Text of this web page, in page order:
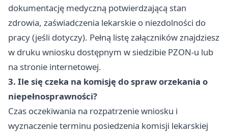
dokumentację medyczną potwierdzającą stan
zdrowia, zaświadczenia lekarskie o niezdolności do
pracy (jeśli dotyczy). Pełną listę załączników znajdziesz
w druku wniosku dostępnym w siedzibie PZON-u lub
na stronie internetowej.
3. Ile się czeka na komisję do spraw orzekania o
niepełnosprawności?
Czas oczekiwania na rozpatrzenie wniosku i
wyznaczenie terminu posiedzenia komisji lekarskiej